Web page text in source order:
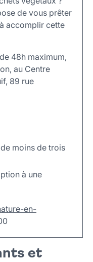
de vous prêter
accomplir cette
48h maximum,
au Centre
89 rue
moins de trois
à une
en-
et